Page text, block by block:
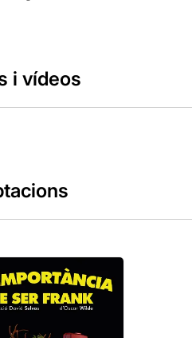
i vídeos